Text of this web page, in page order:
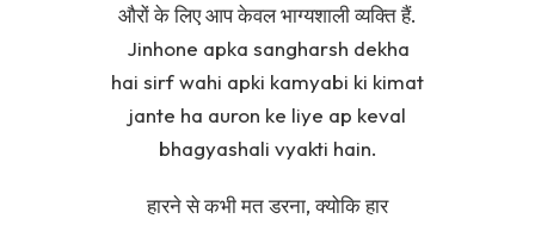
औरों के लिए आप केवल भाग्यशाली व्यक्ति हैं.
Jinhone apka sangharsh dekha
hai sirf wahi apki kamyabi ki kimat
jante ha auron ke liye ap keval
bhagyashali vyakti hain.
हारने से कभी मत डरना, क्योकि हार